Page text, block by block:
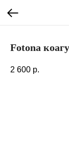
Fotona
2 600 р.